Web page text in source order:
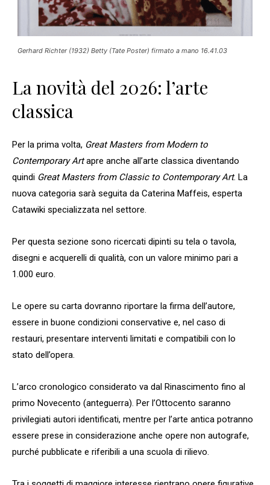
Gerhard Richter (1932) Betty (Tate Poster) firmato a mano 16.41.03
La novità del 2026: l’arte
classica
Per la prima volta, Great Masters from Modern to
Contemporary Artapre anche all’arte classica diventando
quindi Great Masters from Classic to Contemporary Art. La
nuova categoria sarà seguita da Caterina Maffeis, esperta
Catawiki specializzata nel settore.
Per questa sezione sono ricercati dipinti su tela o tavola,
disegni e acquerelli di qualità, con un valore minimo pari a
1.000 euro.
Le opere su carta dovranno riportare la firma dell’autore,
essere in buone condizioni conservative e, nel caso di
restauri, presentare interventi limitati e compatibili con lo
stato dell’opera.
L’arco cronologico considerato va dal Rinascimento fino al
primo Novecento (anteguerra). Per l’Ottocento saranno
privilegiati autori identificati, mentre per l’arte antica potranno
essere prese in considerazione anche opere non autografe,
purché pubblicate e riferibili a una scuola di rilievo.